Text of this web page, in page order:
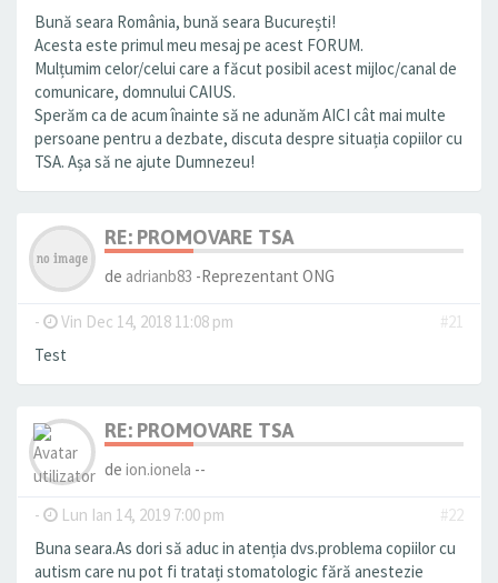
Bună seara România, bună seara București!
Acesta este primul meu mesaj pe acest FORUM.
Mulțumim celor/celui care a făcut posibil acest mijloc/canal de
comunicare, domnului CAIUS.
Sperăm ca de acum înainte să ne adunăm AICI cât mai multe
persoane pentru a dezbate, discuta despre situația copiilor cu
TSA. Așa să ne ajute Dumnezeu!
RE: PROMOVARE TSA
de adrianb83 -Reprezentant ONG
- Vin Dec 14, 2018 11:08 pm
#21
Test
RE: PROMOVARE TSA
de ion.ionela --
- Lun Ian 14, 2019 7:00 pm
#22
Buna seara.As dori să aduc in atenția dvs.problema copiilor cu
autism care nu pot fi tratați stomatologic fără anestezie